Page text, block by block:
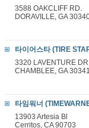
3588 OAKCLIFF RD.
DORAVILLE, GA
타이어스타 (TIRE
3320 LAVENTURE DR
CHAMBLEE, GA 30341
타임워너
13903 Artesia Bl
Cerritos, CA 90703